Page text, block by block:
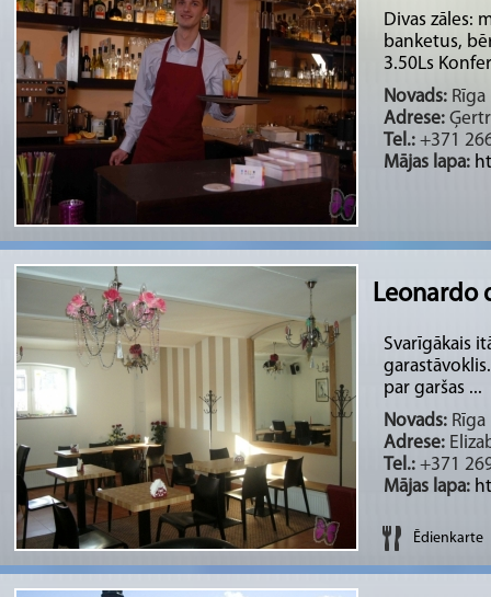
Divas zāles:
banketus,
3.50Ls
Novads:
Adrese:
Tel.: +371
Mājas lapa:
Leonardo
Svarīgākais
par garšas ...
Novads:
Adrese:
Tel.: +371
Mājas lapa:
Ēdienkarte